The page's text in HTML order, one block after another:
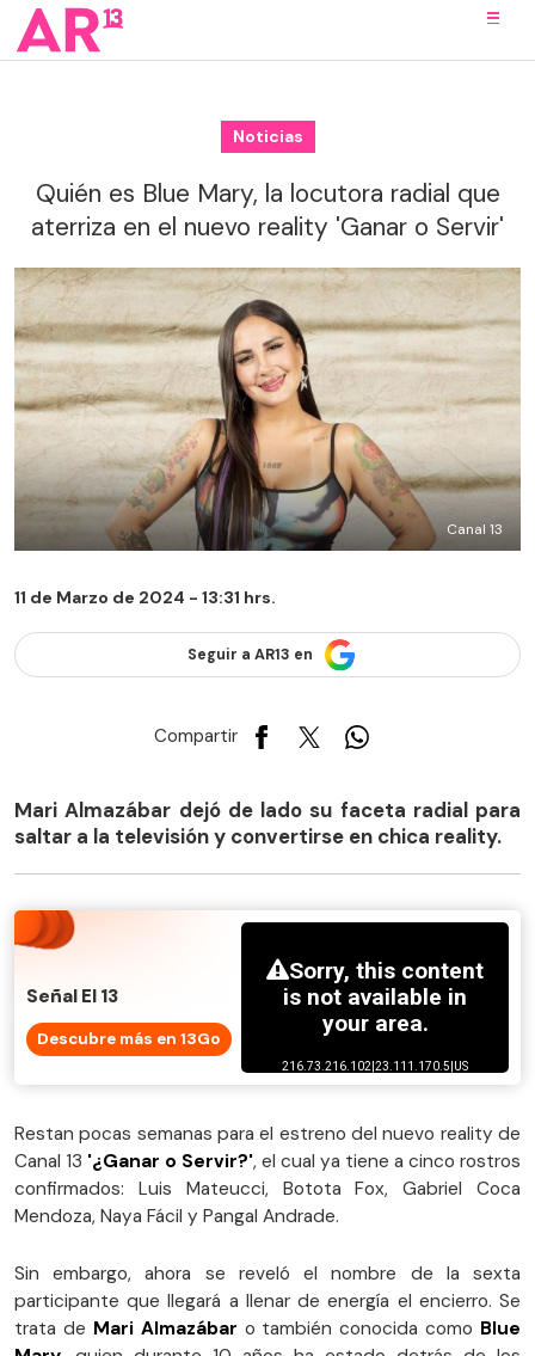
Noticias
Quién es Blue Mary, la locutora radial que
aterriza en el nuevo reality 'Ganar o Servir'
Canal 13
11 de Marzo de 2024 - 13:31 hrs.
Seguir a AR13 en
Compartir
Mari Almazábar dejó de lado su faceta radial para
saltar a la televisión y convertirse en chica reality.
Señal El 13
Descubre más en 13Go
Restan pocas semanas para el estreno del nuevo reality de
Canal 13 '¿Ganar o Servir?', el cual ya tiene a cinco rostros
confirmados: Luis Mateucci, Botota Fox, Gabriel Coca
Mendoza, Naya Fácil y Pangal Andrade.
Sin embargo, ahora se reveló el nombre de la sexta
participante que llegará a llenar de energía el encierro. Se
trata de Mari Almazábar o también conocida como Blue